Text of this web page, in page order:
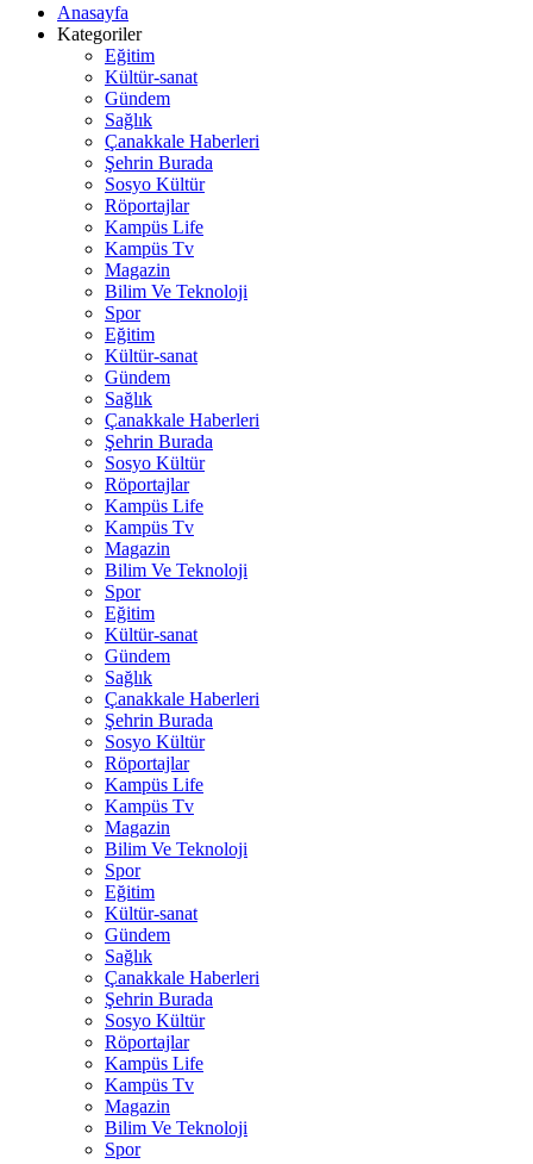
Anasayfa
Kategoriler
Eğitim
Kültür-sanat
Gündem
Sağlık
Çanakkale Haberleri
Şehrin Burada
Sosyo Kültür
Röportajlar
Kampüs Life
Kampüs Tv
Magazin
Bilim Ve Teknoloji
Spor
Eğitim
Kültür-sanat
Gündem
Sağlık
Çanakkale Haberleri
Şehrin Burada
Sosyo Kültür
Röportajlar
Kampüs Life
Kampüs Tv
Magazin
Bilim Ve Teknoloji
Spor
Eğitim
Kültür-sanat
Gündem
Sağlık
Çanakkale Haberleri
Şehrin Burada
Sosyo Kültür
Röportajlar
Kampüs Life
Kampüs Tv
Magazin
Bilim Ve Teknoloji
Spor
Eğitim
Kültür-sanat
Gündem
Sağlık
Çanakkale Haberleri
Şehrin Burada
Sosyo Kültür
Röportajlar
Kampüs Life
Kampüs Tv
Magazin
Bilim Ve Teknoloji
Spor